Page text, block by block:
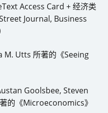
Access Card + 经济类
Journal, Business
M. Utts 所著的《Seeing
Goolsbee, Steven
的《Microeconomics》